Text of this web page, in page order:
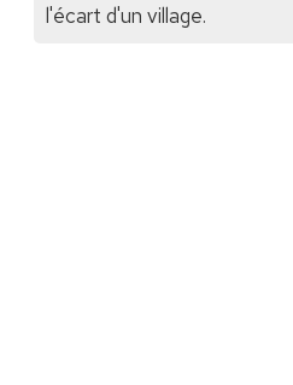
l'écart d'un village.